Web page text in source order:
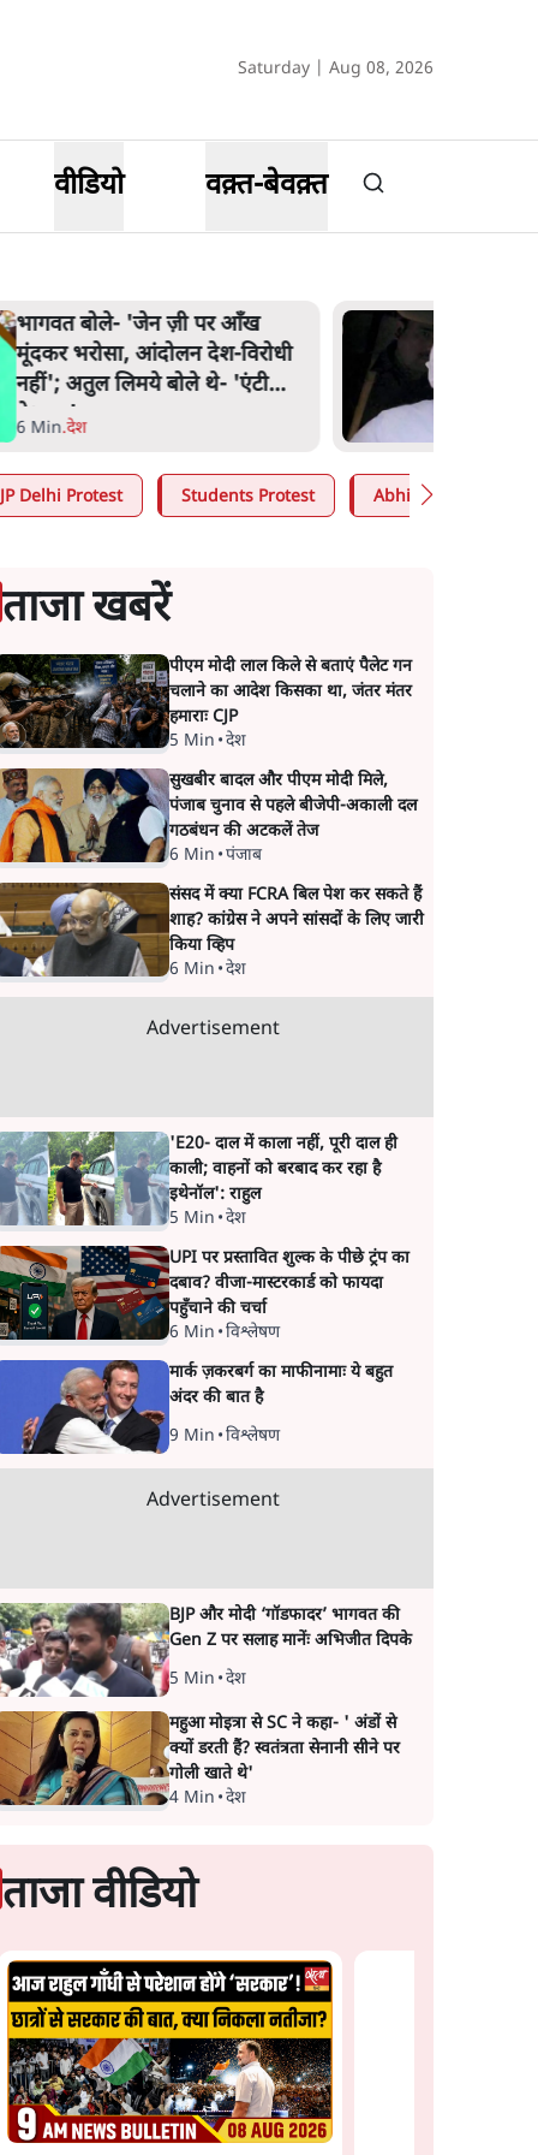
Saturday | Aug 08, 2026
वीडियो वक़्त-बेवक़्त
भागवत बोले- 'जेन ज़ी पर आँख
मूंदकर भरोसा, आंदोलन देश-विरोधी
नहीं'; अतुल लिमये बोले थे- 'एंटी
नेशनल'
6 Min.देश
Delhi Protest Students Protest Abhijeet Dipke
ताजा खबरें
पीएम मोदी लाल किले से बताएं पैलेट गन
चलाने का आदेश किसका था, जंतर मंतर
हमाराः CJP
5 Min •देश
सुखबीर बादल और पीएम मोदी मिले,
पंजाब चुनाव से पहले बीजेपी-अकाली दल
गठबंधन की अटकलें तेज
6 Min •पंजाब
संसद में क्या FCRA बिल पेश कर सकते हैं
शाह? कांग्रेस ने अपने सांसदों के लिए जारी
किया व्हिप
6 Min •देश
Advertisement
'E20- दाल में काला नहीं, पूरी दाल ही
काली; वाहनों को बरबाद कर रहा है
इथेनॉल': राहुल
5 Min •देश
UPI पर प्रस्तावित शुल्क के पीछे ट्रंप का
दबाव? वीजा-मास्टरकार्ड को फायदा
पहुँचाने की चर्चा
6 Min •विश्लेषण
मार्क ज़करबर्ग का माफीनामाः ये बहुत
अंदर की बात है
9 Min •विश्लेषण
Advertisement
BJP और मोदी ‘गॉडफादर’ भागवत की
Gen Z पर सलाह मानेंः अभिजीत दिपके
5 Min •देश
महुआ मोइत्रा से SC ने कहा- ' अंडों से
क्यों डरती हैं? स्वतंत्रता सेनानी सीने पर
गोली खाते थे'
4 Min •देश
ताजा वीडियो